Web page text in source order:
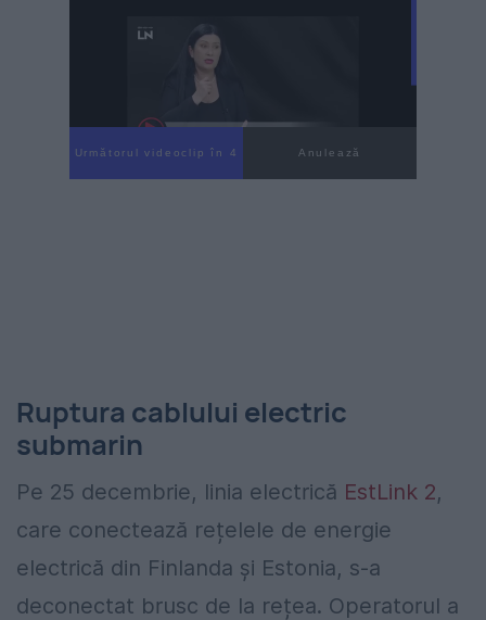
Următorul videoclip în 2 Anulează
Ruptura cablului electric
submarin
Pe 25 decembrie, linia electrică EstLink 2,
care conectează rețelele de energie
electrică din Finlanda și Estonia, s-a
deconectat brusc de la rețea. Operatorul a